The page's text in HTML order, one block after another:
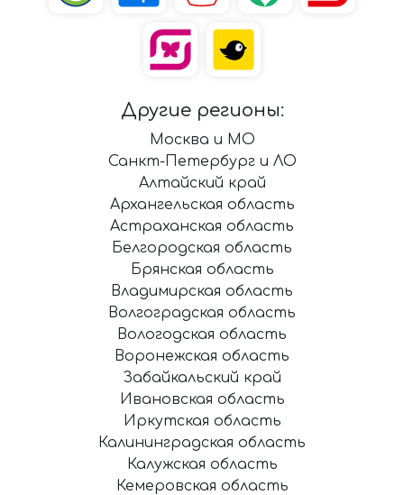
Другие регионы:
Москва и МО
Санкт-Петербург и ЛО
Алтайский край
Архангельская область
Астраханская область
Белгородская область
Брянская область
Владимирская область
Волгоградская область
Вологодская область
Воронежская область
Забайкальский край
Ивановская область
Иркутская область
Калининградская область
Калужская область
Кемеровская область